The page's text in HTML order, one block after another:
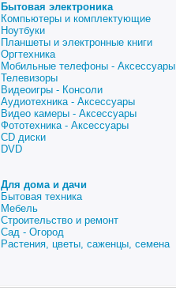
Бытовая электроника
Компьютеры и комплектующие
Ноутбуки
Планшеты и электронные книги
Оргтехника
Мобильные телефоны - Аксессуары
Телевизоры
Видеоигры - Консоли
Аудиотехника - Аксессуары
Видео камеры - Аксессуары
Фототехника - Аксессуары
CD диски
DVD
Для дома и дачи
Бытовая техника
Мебель
Строительство и ремонт
Сад - Огород
Растения, цветы, саженцы, семена